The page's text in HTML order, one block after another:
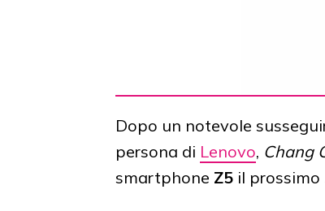
Dopo un notevole
persona di Lenovo, Chang
smartphone Z5 il prossimo